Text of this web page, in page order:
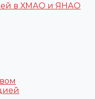
в ХМАО и ЯНАО